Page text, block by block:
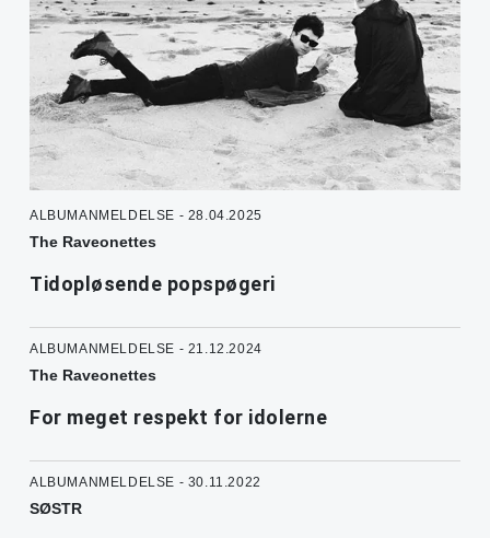
ALBUMANMELDELSE - 28.04.2025
The Raveonettes
Tidopløsende popspøgeri
ALBUMANMELDELSE - 21.12.2024
The Raveonettes
For meget respekt for idolerne
ALBUMANMELDELSE - 30.11.2022
SØSTR